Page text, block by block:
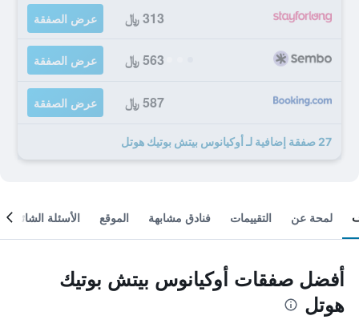
313 ﷼ عرض الصفقة
563 ﷼ عرض الصفقة
587 ﷼ عرض الصفقة
27 صفقة إضافية لـ أوكيانوس بيتش بوتيك هوتل
لمحة عن التقييمات فنادق مشابهة الموقع الأسئلة الشائعة
أفضل صفقات أوكيانوس بيتش بوتيك
هوتل